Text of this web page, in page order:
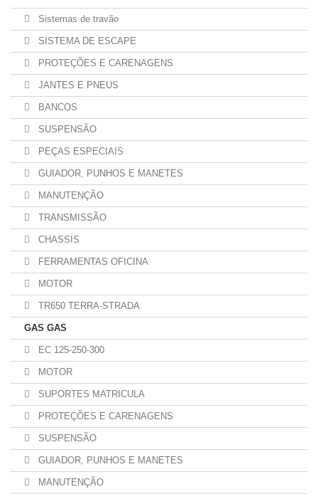
Sistemas de travão
SISTEMA DE ESCAPE
PROTEÇÕES E CARENAGENS
JANTES E PNEUS
BANCOS
SUSPENSÃO
PEÇAS ESPECIAIS
GUIADOR, PUNHOS E MANETES
MANUTENÇÃO
TRANSMISSÃO
CHASSIS
FERRAMENTAS OFICINA
MOTOR
TR650 TERRA-STRADA
GAS GAS
EC 125-250-300
MOTOR
SUPORTES MATRICULA
PROTEÇÕES E CARENAGENS
SUSPENSÃO
GUIADOR, PUNHOS E MANETES
MANUTENÇÃO